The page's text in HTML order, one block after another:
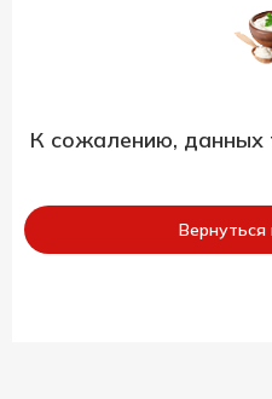
К сожалению, данных
Вернуться